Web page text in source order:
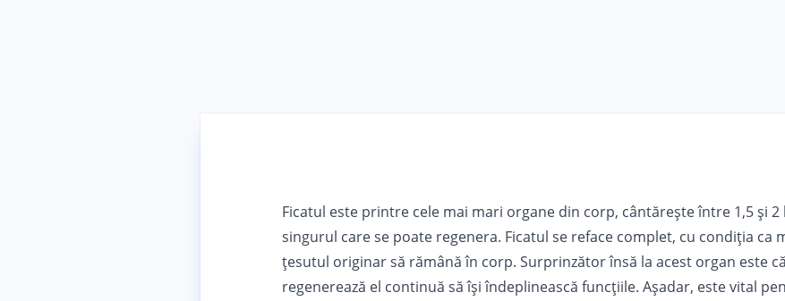
Ficatul este printre cele mai mari organe din corp, cântăreşte între 1,5 şi 2
singurul care se poate regenera. Ficatul se reface complet, cu condiţia ca
ţesutul originar să rămână în corp. Surprinzător însă la acest organ este
regenerează el continuă să îşi îndeplinească funcţiile. Aşadar, este vital